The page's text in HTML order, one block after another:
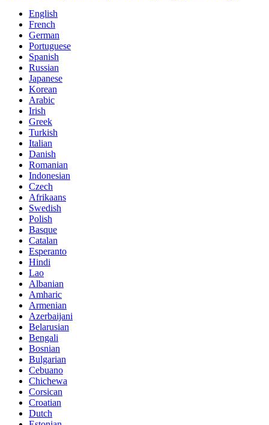
English
French
German
Portuguese
Spanish
Russian
Japanese
Korean
Arabic
Irish
Greek
Turkish
Italian
Danish
Romanian
Indonesian
Czech
Afrikaans
Swedish
Polish
Basque
Catalan
Esperanto
Hindi
Lao
Albanian
Amharic
Armenian
Azerbaijani
Belarusian
Bengali
Bosnian
Bulgarian
Cebuano
Chichewa
Corsican
Croatian
Dutch